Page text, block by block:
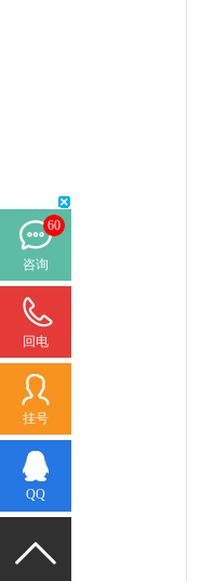
60
咨询
回电
挂号
QQ